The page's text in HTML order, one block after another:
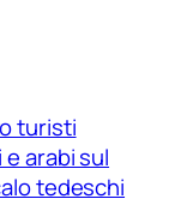
turisti
arabi sul
tedeschi